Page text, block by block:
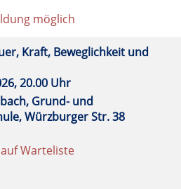
möglich
Kraft, Beweglichkeit und
20.00 Uhr
Grund- und
Würzburger Str. 38
Warteliste